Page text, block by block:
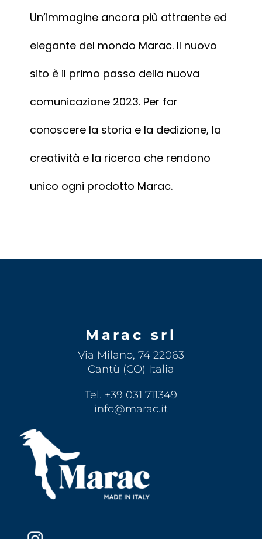
Un’immagine ancora più attraente ed
elegante del mondo Marac. Il nuovo
sito è il primo passo della nuova
comunicazione 2023. Per far
conoscere la storia e la dedizione, la
creatività e la ricerca che rendono
unico ogni prodotto Marac.
Marac srl
Via Milano, 74 22063
Cantù (CO) Italia
Tel. +39 031 711349
info@marac.it